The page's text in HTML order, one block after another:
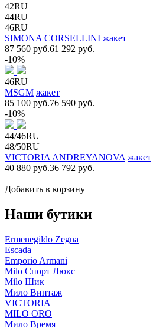
42RU
44RU
46RU
SIMONA CORSELLINI жакет
87 560 руб.61 292 руб.
-10%
46RU
MSGM жакет
85 100 руб.76 590 руб.
-10%
44/46RU
48/50RU
VICTORIA ANDREYANOVA жакет
40 880 руб.36 792 руб.
Добавить в корзину
Наши бутики
Ermenegildo Zegna
Escada
Emporio Armani
Milo Спорт Люкс
Milo Шик
Мило Винтаж
VICTORIA
MILO ORO
Мило Время